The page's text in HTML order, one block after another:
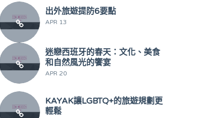
出外旅遊提防6要點
APR 13
迷戀西班牙的春天：文化、美食
和自然風光的饗宴
APR 20
KAYAK讓LGBTQ+的旅遊規劃更
輕鬆